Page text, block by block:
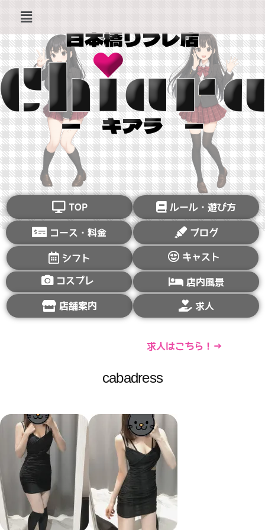
TOP ルール・遊び方
コース・料金 ブログ
シフト キャスト
コスプレ 店内風景
店舗案内 求人
求人はこちら！→
cabadress